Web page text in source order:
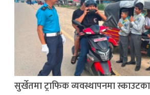
सुर्खेतमा ट्राफिक व्यवस्थापनमा